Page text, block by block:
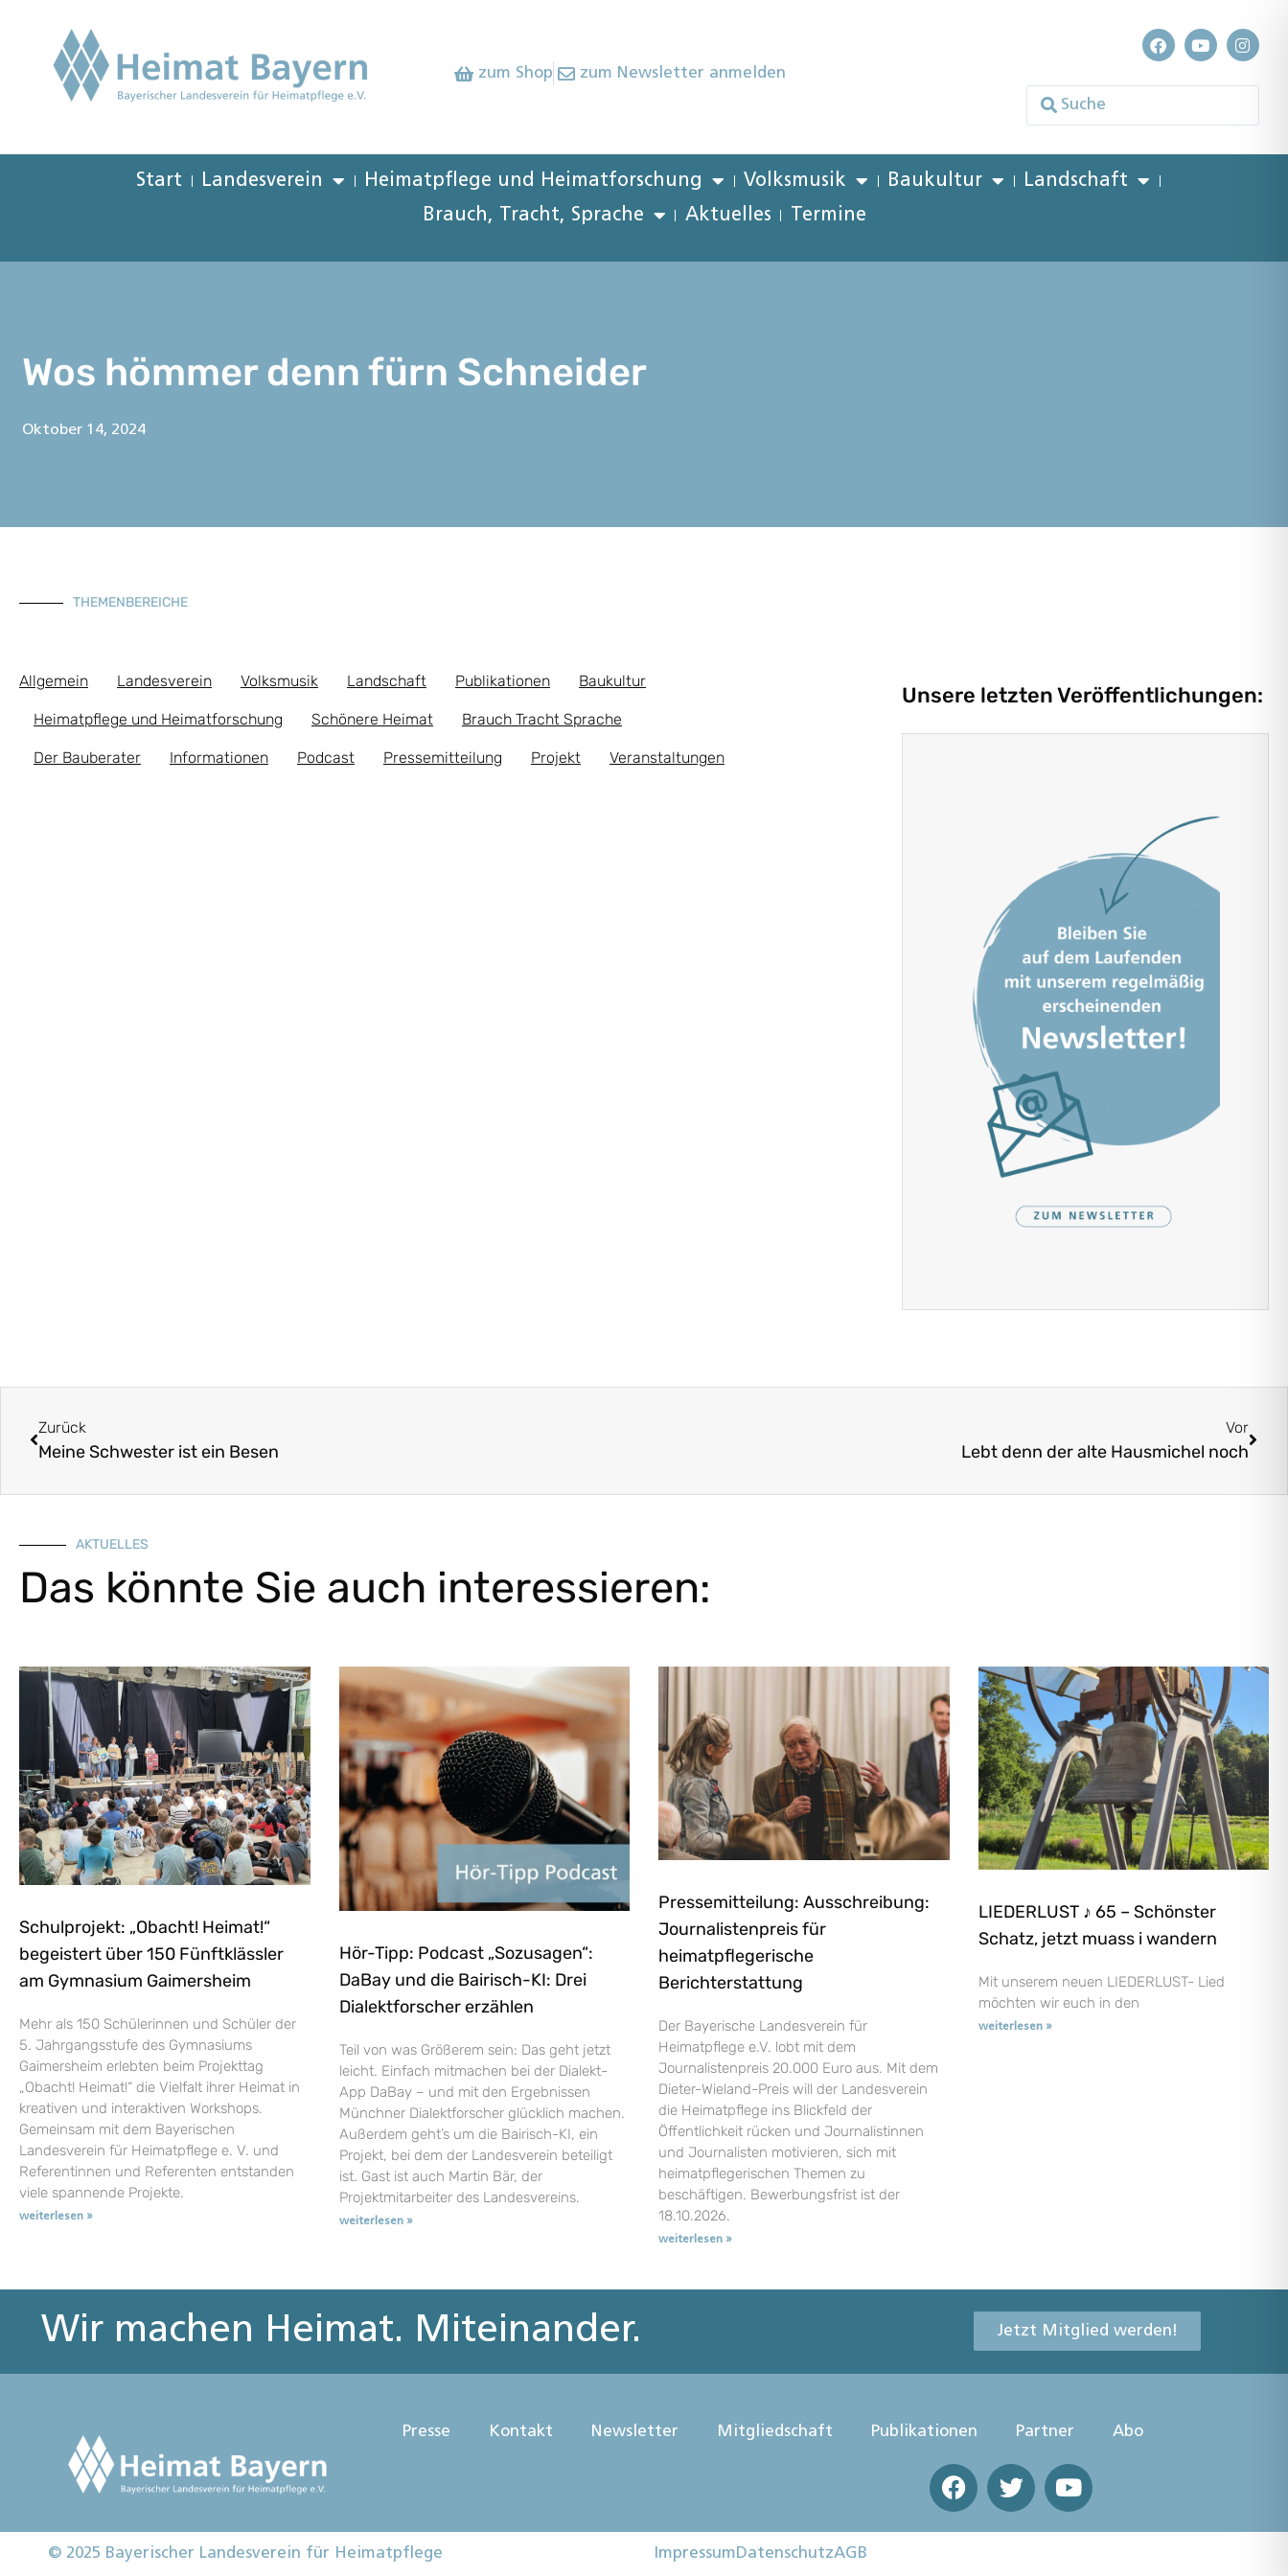
zum Shop zum Newsletter anmelden
Start Landesverein Heimatpflege und Heimatforschung Volksmusik Baukultur
Landschaft
Brauch, Tracht, Sprache
Aktuelles Termine
Wos hömmer denn fürn Schneider
Oktober 14, 2024
THEMENBEREICHE
Allgemein Landesverein Volksmusik Landschaft Publikationen Baukultur
Heimatpflege und Heimatforschung Schönere Heimat Brauch Tracht Sprache
Der Bauberater Informationen Podcast Pressemitteilung Projekt Veranstaltungen
Unsere letzten Veröffentlichungen:
Zurück
Meine Schwester ist ein Besen
Vor
Lebt denn der alte Hausmichel noch
AKTUELLES
Das könnte Sie auch interessieren:
Schulprojekt: „Obacht! Heimat!“
begeistert über 150 Fünftklässler
am Gymnasium Gaimersheim
Mehr als 150 Schülerinnen und Schüler der
5. Jahrgangsstufe des Gymnasiums
Gaimersheim erlebten beim Projekttag
„Obacht! Heimat!“ die Vielfalt ihrer Heimat in
kreativen und interaktiven Workshops.
Gemeinsam mit dem Bayerischen
Landesverein für Heimatpflege e. V. und
Referentinnen und Referenten entstanden
viele spannende Projekte.
weiterlesen »
Hör-Tipp: Podcast „Sozusagen“:
DaBay und die Bairisch-KI: Drei
Dialektforscher erzählen
Teil von was Größerem sein: Das geht jetzt
leicht. Einfach mitmachen bei der Dialekt-
App DaBay – und mit den Ergebnissen
Münchner Dialektforscher glücklich machen.
Außerdem geht’s um die Bairisch-KI, ein
Projekt, bei dem der Landesverein beteiligt
ist. Gast ist auch Martin Bär, der
Projektmitarbeiter des Landesvereins.
weiterlesen »
Pressemitteilung: Ausschreibung:
Journalistenpreis für
heimatpflegerische
Berichterstattung
Der Bayerische Landesverein für
Heimatpflege e.V. lobt mit dem
Journalistenpreis 20.000 Euro aus. Mit dem
Dieter-Wieland-Preis will der Landesverein
die Heimatpflege ins Blickfeld der
Öffentlichkeit rücken und Journalistinnen
und Journalisten motivieren, sich mit
heimatpflegerischen Themen zu
beschäftigen. Bewerbungsfrist ist der
18.10.2026.
weiterlesen »
LIEDERLUST ♪ 65 – Schönster
Schatz, jetzt muass i wandern
Mit unserem neuen LIEDERLUST- Lied
möchten wir euch in den
weiterlesen »
Wir machen Heimat. Miteinander. Jetzt Mitglied werden!
Presse Kontakt Newsletter Mitgliedschaft Publikationen Partner Abo
© 2025 Bayerischer Landesverein für Heimatpflege ImpressumDatenschutzAGB